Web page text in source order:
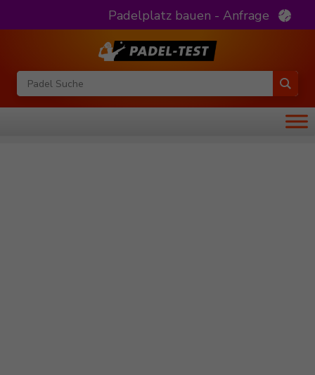
Padelplatz bauen - Anfrage